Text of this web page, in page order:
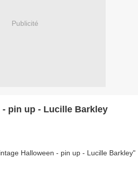
Publicité
Vintage Halloween - pin up - Lucille Barkley